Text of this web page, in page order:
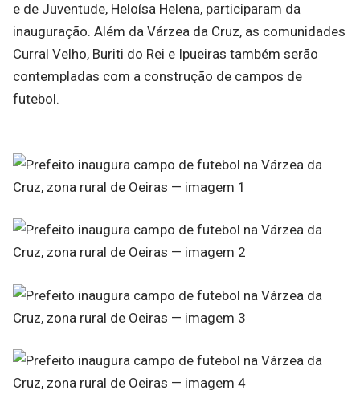
e de Juventude, Heloísa Helena, participaram da
inauguração. Além da Várzea da Cruz, as comunidades
Curral Velho, Buriti do Rei e Ipueiras também serão
contempladas com a construção de campos de
futebol.